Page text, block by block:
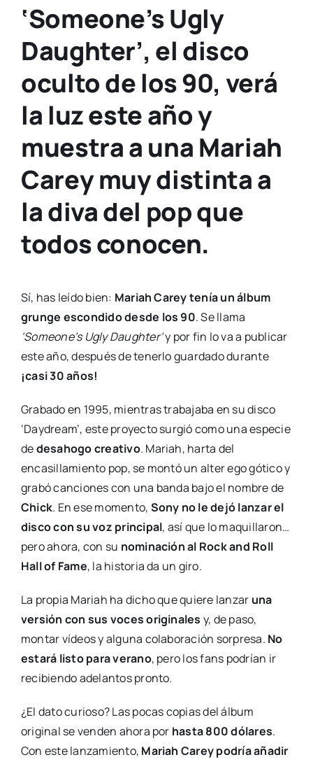
‘Someone’s Ugly
Daughter’, el disco
oculto de los 90, verá
la luz este año y
muestra a una Mariah
Carey muy distinta a
la diva del pop que
todos conocen.
Sí, has leído bien: Mariah Carey tenía un álbum
grunge escondido desde los 90. Se llama
‘Someone’s Ugly Daughter’y por fin lo va a publicar
este año, después de tenerlo guardado durante
¡casi 30 años!
Grabado en 1995, mientras trabajaba en su disco
‘Daydream’, este proyecto surgió como una especie
dedesahogo creativo. Mariah, harta del
encasillamiento pop, se montó un alter ego gótico y
grabó canciones con una banda bajo el nombre de
Chick. En ese momento, Sony no le dejó lanzar el
disco con su voz principal, así que lo maquillaron…
pero ahora, con su nominación al Rock and Roll
Hall of Fame, la historia da un giro.
La propia Mariah ha dicho que quiere lanzar una
versión con sus voces originales y, de paso,
montar vídeos y alguna colaboración sorpresa. No
estará listo para verano, pero los fans podrían ir
recibiendo adelantos pronto.
¿El dato curioso? Las pocas copias del álbum
original se venden ahora por hasta 800 dólares.
Con este lanzamiento, Mariah Carey podría añadir